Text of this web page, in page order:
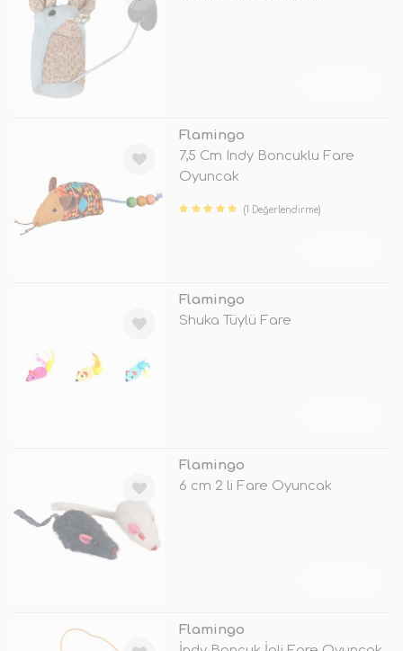
Flamingo
7,5 Cm Indy Boncuklu Fare
Oyuncak
(1 Değerlendirme)
Flamingo
Shuka Tüylü Fare
Flamingo
6 cm 2 li Fare Oyuncak
Flamingo